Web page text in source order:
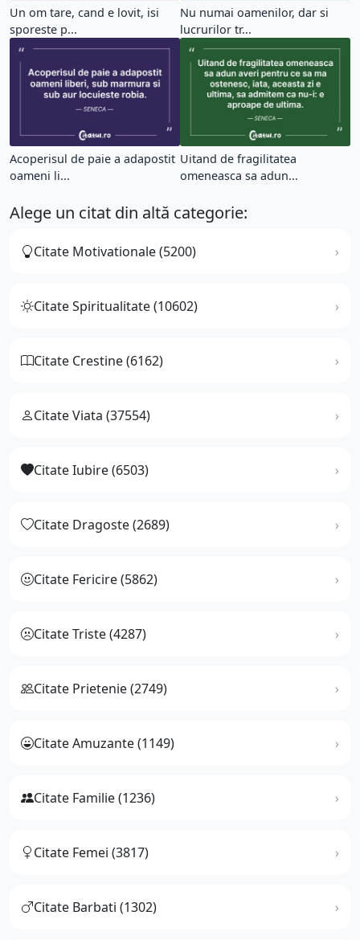
Un om tare, cand e lovit, isi
sporeste p...
Nu numai oamenilor, dar si
lucrurilor tr...
Acoperisul de paie a adapostit
oameni li...
Uitand de fragilitatea
omeneasca sa adun...
Alege un citat din altă categorie:
Citate Motivationale (5200)
Citate Spiritualitate (10602)
Citate Crestine (6162)
Citate Viata (37554)
Citate Iubire (6503)
Citate Dragoste (2689)
Citate Fericire (5862)
Citate Triste (4287)
Citate Prietenie (2749)
Citate Amuzante (1149)
Citate Familie (1236)
Citate Femei (3817)
Citate Barbati (1302)